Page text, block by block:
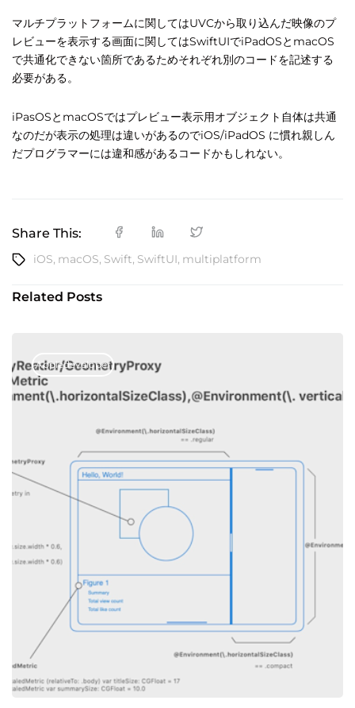
マルチプラットフォームに関してはUVCから取り込んだ映像のプ
レビューを表示する画面に関してはSwiftUIでiPadOSとmacOS
で共通化できない箇所であるためそれぞれ別のコードを記述する
必要がある。
iPasOSとmacOSではプレビュー表示用オブジェクト自体は共通
なのだが表示の処理は違いがあるのでiOS/iPadOS に慣れ親しん
だプログラマーには違和感があるコードかもしれない。
Share This:
iOS, macOS, Swift, SwiftUI, multiplatform
Related Posts
Appledeveloper